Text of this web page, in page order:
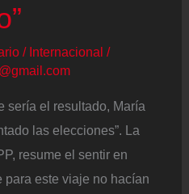
/ Internacional /
sería el resultado, María
las elecciones”. La
resume el sentir en
para este viaje no hacían